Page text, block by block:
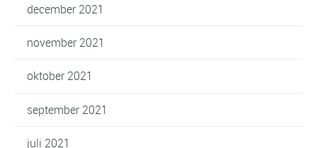
december 2021
november 2021
oktober 2021
september 2021
juli 2021